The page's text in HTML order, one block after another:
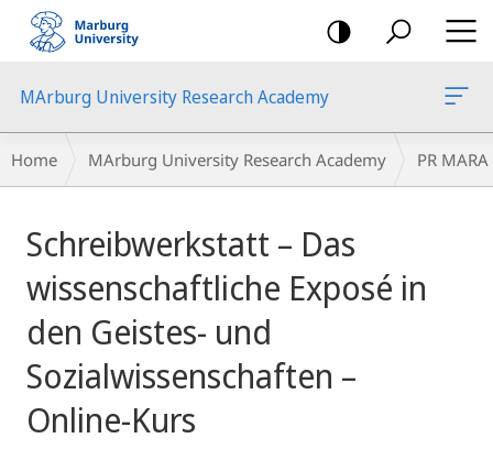
mobile
navigation
MArburg University Research Academy
Breadcrumb-
Navigation
Home MArburg University Research Academy PR MARA
content
Schreibwerkstatt – Das
wissenschaftliche Exposé in
den Geistes- und
Sozialwissenschaften –
Online-Kurs